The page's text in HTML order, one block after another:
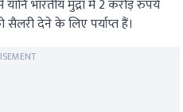
भारतीय मुद्रा में 2 करोड़ रुपये
देने के लिए पर्याप्त हैं।